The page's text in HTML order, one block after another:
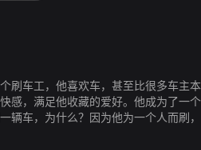
刷车工，他喜欢车，甚至比很多车主
感，满足他收藏的爱好。他成为了一
辆车，为什么？因为他为一个人而